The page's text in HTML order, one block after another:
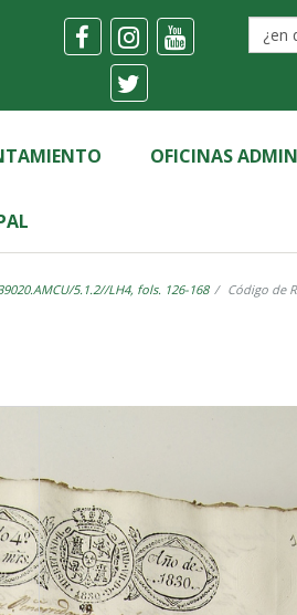
OFICINAS
5.1.2//LH4, fols. 126-168 Código de